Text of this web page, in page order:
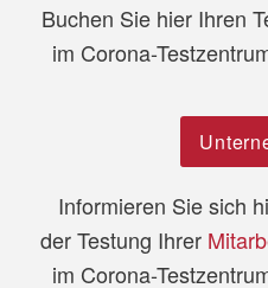
Buchen Sie hier Ihren
im Corona-
Informieren Sie sich
der Testung Ihrer
im Corona-